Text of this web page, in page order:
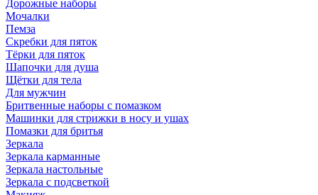
Дорожные наборы
Мочалки
Пемза
Скребки для пяток
Тёрки для пяток
Шапочки для душа
Щётки для тела
Для мужчин
Бритвенные наборы с помазком
Машинки для стрижки в носу и ушах
Помазки для бритья
Зеркала
Зеркала карманные
Зеркала настольные
Зеркала с подсветкой